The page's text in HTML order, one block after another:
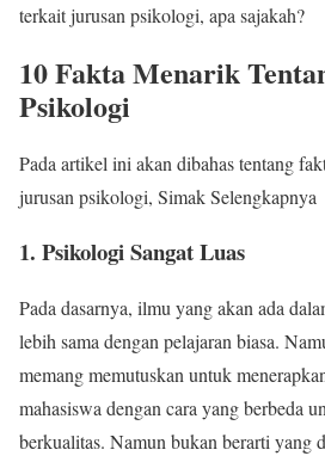
terkait jurusan psikologi, apa sajakah?
10 Fakta Menarik
Psikologi
Pada artikel ini akan dibahas tentang
jurusan psikologi, Simak Selengkapnya
1. Psikologi Sangat Luas
Pada dasarnya, ilmu yang akan ada
lebih sama dengan pelajaran biasa.
memang memutuskan untuk
mahasiswa dengan cara yang berbeda
berkualitas. Namun bukan berarti yang